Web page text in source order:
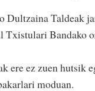
Dultzaina Taldeak
Txistulari Bandako
ere ez zuen hutsik
moduan.